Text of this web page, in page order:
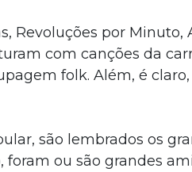
Revoluções por Minuto,
com canções da
folk. Além, é
são lembrados os
ou são grandes